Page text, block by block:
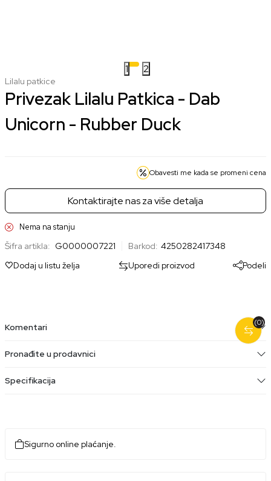
1 2
Lilalu patkice
Privezak Lilalu Patkica - Dab
Unicorn - Rubber Duck
Obavesti me kada se promeni cena
Kontaktirajte nas za više detalja
Nema na stanju
Šifra artikla: G0000007221 Barkod: 4250282417348
Dodaj u listu želja
Uporedi proizvod Podeli
(0)
Komentari
Pronađite u prodavnici
Specifikacija
Sigurno online plaćanje.